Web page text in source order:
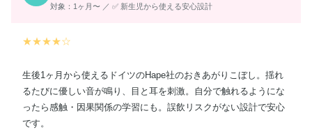
対象：1ヶ月〜 ／ ✅ 新生児から使える安心設計
★★★★☆
生後1ヶ月から使えるドイツのHape社のおきあがりこぼし。揺れ
るたびに優しい音が鳴り、目と耳を刺激。自分で触れるようにな
ったら感触・因果関係の学習にも。誤飲リスクがない設計で安心
です。